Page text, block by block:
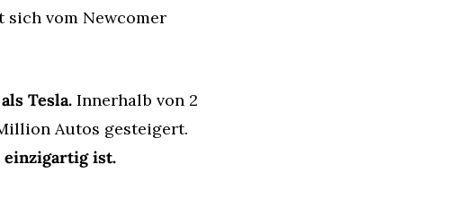
sich vom Newcomer
Tesla. Innerhalb von 2
einzigartig ist.